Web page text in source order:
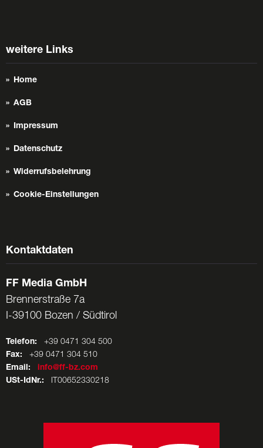
weitere Links
Home
AGB
Impressum
Datenschutz
Widerrufsbelehrung
Cookie-Einstellungen
Kontaktdaten
FF Media GmbH
Brennerstraße 7a
I-39100 Bozen / Südtirol
Telefon: +39 0471 304 500
Fax: +39 0471 304 510
Email:
info@ff-bz.com
USt-IdNr.: IT00652330218